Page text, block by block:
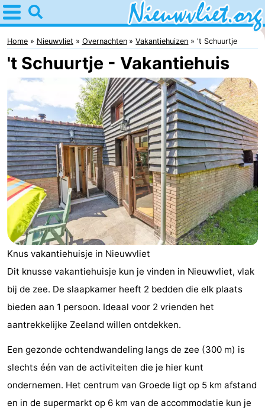
Home
Nieuwvliet
Tips
Voor
kinderen
Overnachten
Appartementen
Campings
Hotels
Vakantiehuizen
-
Meersee
Beach
Bad
-
Cadzand
Hoogduin
-
Home Nieuwvliet Overnachten Vakantiehuizen 't Schuurtje
't Schuurtje - Vakantiehuis
Knus vakantiehuisje in Nieuwvliet
Dit knusse vakantiehuisje kun je vinden in Nieuwvliet, vlak
bij de zee. De slaapkamer heeft 2 bedden die elk plaats
bieden aan 1 persoon. Ideaal voor 2 vrienden het
aantrekkelijke Zeeland willen ontdekken.
Een gezonde ochtendwandeling langs de zee (300 m) is
slechts één van de activiteiten die je hier kunt
ondernemen. Het centrum van Groede ligt op 5 km afstand
en in de supermarkt op 6 km van de accommodatie kun je